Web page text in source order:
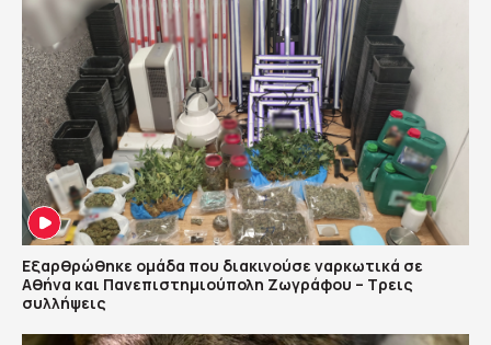
Εξαρθρώθηκε ομάδα που διακινούσε ναρκωτικά σε
Αθήνα και Πανεπιστημιούπολη Ζωγράφου – Τρεις
συλλήψεις